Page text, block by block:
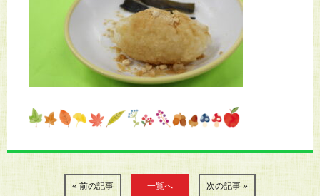
« 前の記事 一覧へ 次の記事 »